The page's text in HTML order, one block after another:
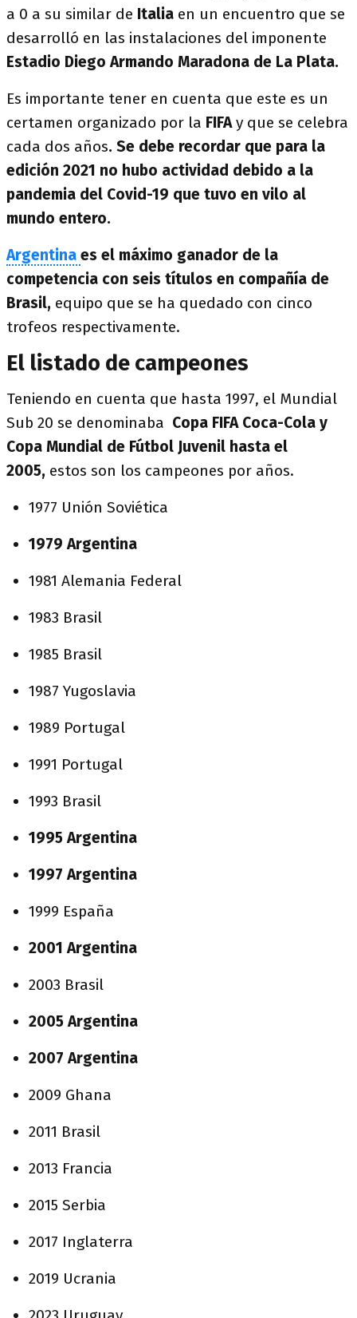
a 0 a su similar de Italia en un encuentro que se
desarrolló en las instalaciones del imponente
Estadio Diego Armando Maradona de La Plata.
Es importante tener en cuenta que este es un
certamen organizado por la FIFAy que se celebra
cada dos años. Se debe recordar que para la
edición 2021 no hubo actividad debido a la
pandemia del Covid-19 que tuvo en vilo al
mundo entero.
Argentina es el máximo ganador de la
competencia con seis títulos en compañía de
Brasil, equipo que se ha quedado con cinco
trofeos respectivamente.
El listado de campeones
Teniendo en cuenta que hasta 1997, el Mundial
Sub 20 se denominaba Copa FIFA Coca-Cola y
Copa Mundial de Fútbol Juvenil hasta el
2005, estos son los campeones por años.
1977 Unión Soviética
1979 Argentina
1981 Alemania Federal
1983 Brasil
1985 Brasil
1987 Yugoslavia
1989 Portugal
1991 Portugal
1993 Brasil
1995 Argentina
1997 Argentina
1999 España
2001 Argentina
2003 Brasil
2005 Argentina
2007 Argentina
2009 Ghana
2011 Brasil
2013 Francia
2015 Serbia
2017 Inglaterra
2019 Ucrania